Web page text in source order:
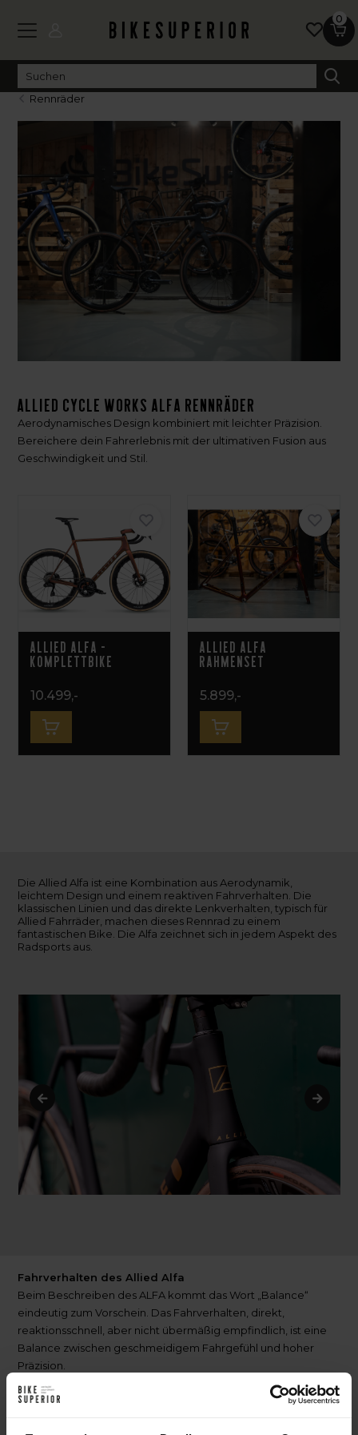
0
Rennräder
Allied Cycle Works Alfa Rennräder
Aerodynamisches Design kombiniert mit leichter Präzision.
Bereichere dein Fahrerlebnis mit der ultimativen Fusion aus
Geschwindigkeit und Stil.
Allied Alfa -
Komplettbike
10.499,-
Allied Alfa
Rahmenset
5.899,-
Die Allied Alfa ist eine Kombination aus Aerodynamik,
leichtem Design und einem reaktiven Fahrverhalten. Die
klassischen Linien und das direkte Lenkverhalten, typisch für
Allied Fahrräder, machen dieses Rennrad zu einem
fantastischen Bike. Die Alfa zeichnet sich in jedem Aspekt des
Radsports aus.
Fahrverhalten des Allied Alfa
Beim Beschreiben des ALFA kommt das Wort „Balance“
eindeutig zum Vorschein. Das Fahrverhalten, direkt,
reaktionsschnell, aber nicht übermäßig empfindlich, ist eine
Balance zwischen geschmeidigem Fahrgefühl und hoher
Präzision.
Als Rennrad übersetzt es effizient Watt in Leistung, während
die Form des Rahmens und die Carbon-Lage den Effekt von